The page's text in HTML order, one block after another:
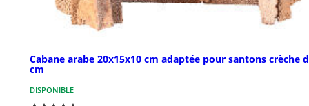
Cabane arabe 20x15x10 cm adaptée pour santons crèche
cm
DISPONIBLE